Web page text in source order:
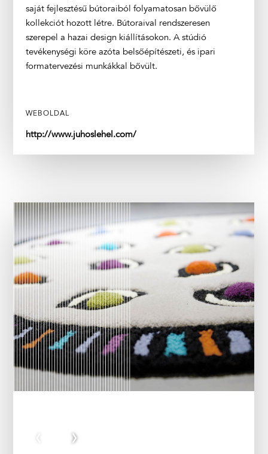
saját fejlesztésű bútoraiból folyamatosan bővülő
kollekciót hozott létre. Bútoraival rendszeresen
szerepel a hazai design kiállításokon. A stúdió
tevékenységi köre azóta belsőépítészeti, és ipari
formatervezési munkákkal bővült.
WEBOLDAL
http://www.juhoslehel.com/
›